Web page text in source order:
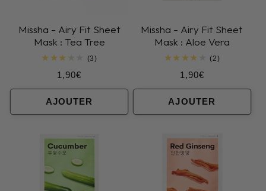
Missha - Airy Fit Sheet
Mask : Tea Tree
(3)
Prix
habituel
1,90€
AJOUTER
Missha - Airy Fit Sheet
Mask : Aloe Vera
(2)2
Prix
habituel
1,90€
AJOUTER